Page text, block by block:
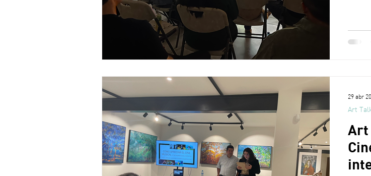
Art
Art
29 abr